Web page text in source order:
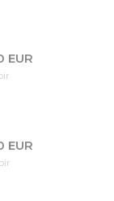
EUR
EUR